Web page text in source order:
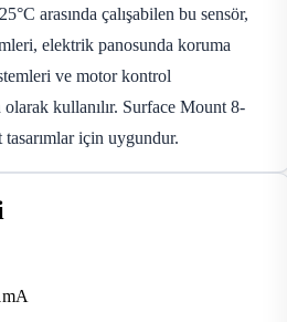
arasında çalışabilen bu sensör,
elektrik panosunda koruma
ve motor kontrol
olarak kullanılır. Surface Mount 8-
için uygundur.